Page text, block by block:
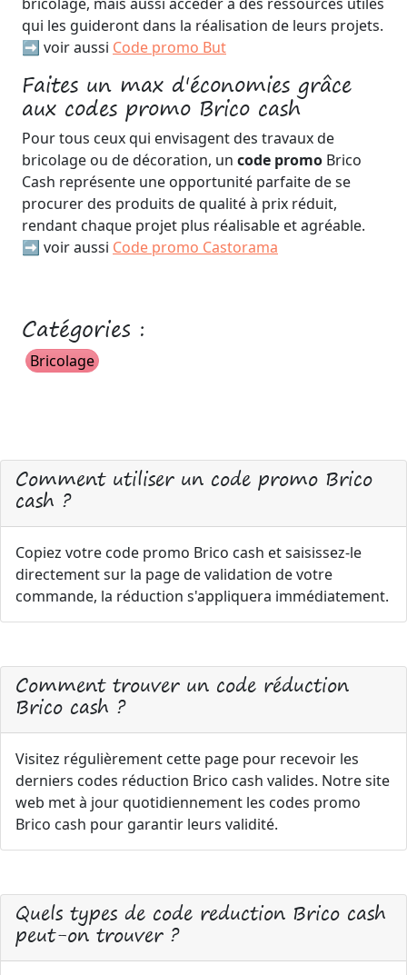
qui les guideront dans la réalisation de leurs projets.
➡️ voir aussi Code promo But
Faites un max d'économies grâce
aux codes promo Brico cash
Pour tous ceux qui envisagent des travaux de
bricolage ou de décoration, un code promo Brico
Cash représente une opportunité parfaite de se
procurer des produits de qualité à prix réduit,
rendant chaque projet plus réalisable et agréable.
➡️ voir aussi Code promo Castorama
Catégories :
Bricolage
Comment utiliser un code promo Brico
cash ?
Copiez votre code promo Brico cash et saisissez-le
directement sur la page de validation de votre
commande, la réduction s'appliquera immédiatement.
Comment trouver un code réduction
Brico cash ?
Visitez régulièrement cette page pour recevoir les
derniers codes réduction Brico cash valides. Notre site
web met à jour quotidiennement les codes promo
Brico cash pour garantir leurs validité.
Quels types de code reduction Brico cash
peut-on trouver ?